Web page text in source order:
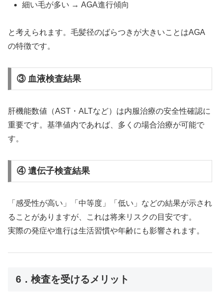
細い毛が多い → AGA進行傾向
と考えられます。毛髪径のばらつきが大きいことはAGA
の特徴です。
③ 血液検査結果
肝機能数値（AST・ALTなど）は内服治療の安全性確認に
重要です。基準値内であれば、多くの場合治療が可能で
す。
④ 遺伝子検査結果
「感受性が高い」「中等度」「低い」などの結果が示され
ることがありますが、これは将来リスクの目安です。
実際の発症や進行は生活習慣や年齢にも影響されます。
6．検査を受けるメリット